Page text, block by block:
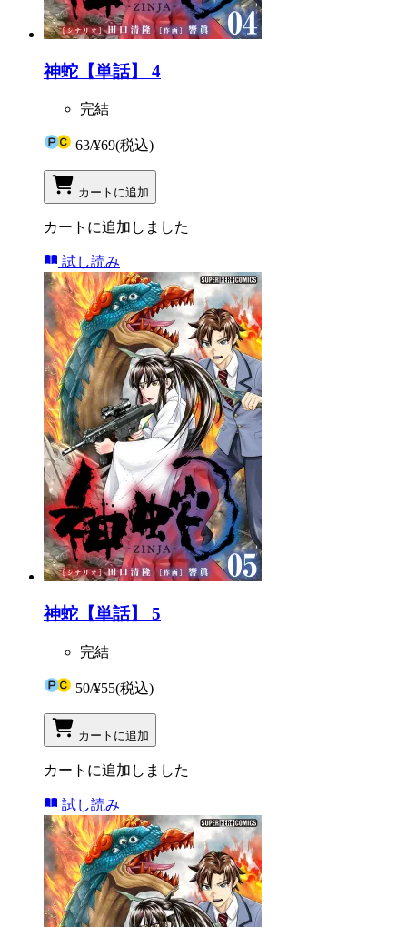
神蛇【単話】 4
完結
63/¥69(税込)
カートに追加
カートに追加しました
試し読み
神蛇【単話】 5
完結
50/¥55(税込)
カートに追加
カートに追加しました
試し読み